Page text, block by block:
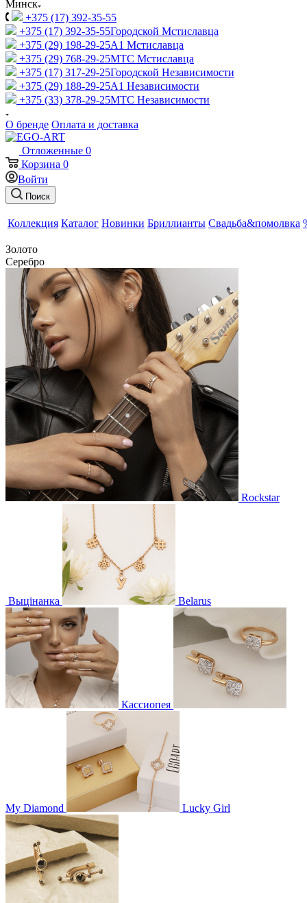
Минск
+375 (17) 392-35-55
+375 (17) 392-35-55Городской Мстиславца
+375 (29) 198-29-25A1 Мстиславца
+375 (29) 768-29-25МТС Мстиславца
+375 (17) 317-29-25Городской Независимости
+375 (29) 188-29-25A1 Независимости
+375 (33) 378-29-25МТС Независимости
О бренде Оплата и доставка
Отложенные 0
Корзина 0
Войти
Поиск
Коллекция Каталог Новинки Бриллианты Свадьба&помолвка
Золото
Серебро
Rockstar
Выцінанка Belarus
Кассиопея
My Diamond Lucky Girl